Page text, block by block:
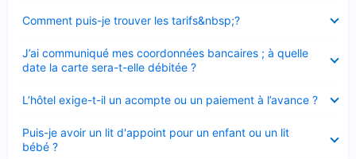
Comment puis-je trouver les tarifs&nbsp;?
fermé
J’ai communiqué mes coordonnées bancaires ; à quelle
date la carte sera-t-elle débitée ?
fermé
L’hôtel exige-t-il un acompte ou un paiement à l’avance ?
fermé
Puis-je avoir un lit d'appoint pour un enfant ou un lit
bébé ?
fermé